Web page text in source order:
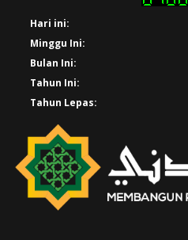
Hari ini:
Minggu Ini:
Bulan Ini:
Tahun Ini:
Tahun Lepas: